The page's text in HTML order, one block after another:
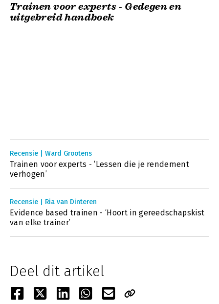
Trainen voor experts - Gedegen en
uitgebreid handboek
Recensie | Ward Grootens
Trainen voor experts - ‘Lessen die je rendement
verhogen’
Recensie | Ria van Dinteren
Evidence based trainen - ‘Hoort in gereedschapskist
van elke trainer’
Deel dit artikel